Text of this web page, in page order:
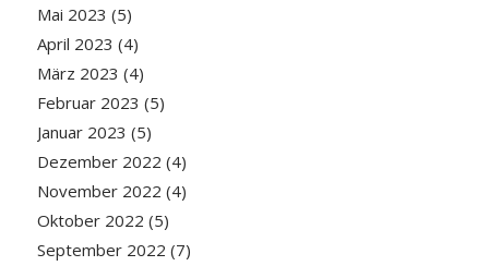
Mai 2023 (5)
April 2023 (4)
März 2023 (4)
Februar 2023 (5)
Januar 2023 (5)
Dezember 2022 (4)
November 2022 (4)
Oktober 2022 (5)
September 2022 (7)